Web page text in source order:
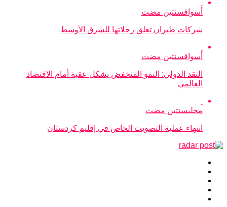
أسواقسنتين مضت
شركات طيران تعلق رحلاتها للشرق الأوسط
أسواقسنتين مضت
النقد الدولي: النمو المنخفض يشكل عقبة أمام الاقتصاد
العالمي
محليسنتين مضت
انتهاء عملية التصويت الخاص في إقليم كردستان